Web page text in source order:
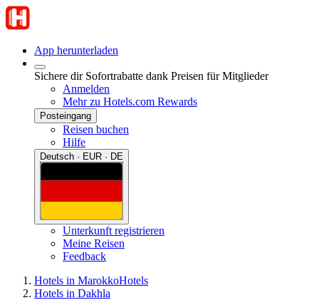
App herunterladen
Sichere dir Sofortrabatte dank Preisen für Mitglieder
Anmelden
Mehr zu Hotels.com Rewards
Posteingang
Reisen buchen
Hilfe
Deutsch · EUR · DE
Unterkunft registrieren
Meine Reisen
Feedback
Hotels in MarokkoHotels
Hotels in Dakhla